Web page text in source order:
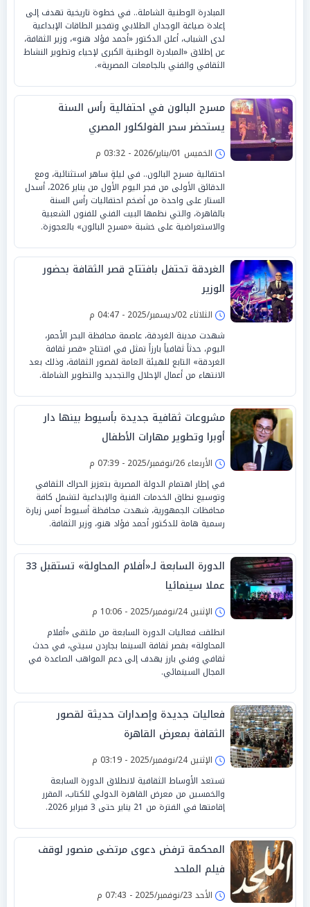
المبادرة الوطنية الشاملة.. في خطوة تاريخية تهدف إلى
إعادة صياغة الوجدان الطلابي وتفجير الطاقات الإبداعية
لدى الشباب، أعلن الدكتور «أحمد فؤاد هنو»، وزير الثقافة،
عن إطلاق «المبادرة الوطنية الكبرى لإحياء وتطوير النشاط
الثقافي والفني بالجامعات المصرية».
مسرح البالون في احتفالية رأس السنة
يستحضر سحر الفولكلور المصري
الخميس 01/يناير/2026 - 03:32 م
احتفالية مسرح البالون.. في ليلةٍ ساهر استثنائية، ومع
الدقائق الأولى من فجر اليوم الأول من يناير 2026، أسدل
الستار على واحدة من أضخم احتفاليات رأس السنة
بالقاهرة، والتي نظمها البيت الفني للفنون الشعبية
والاستعراضية على خشبة «مسرح البالون» بالعجوزة.
الغردقة تحتفل بافتتاح قصر الثقافة بحضور
الوزير
الثلاثاء 02/ديسمبر/2025 - 04:47 م
شهدت مدينة الغردقة، عاصمة محافظة البحر الأحمر،
اليوم، حدثاً ثقافياً بارزاً تمثل في افتتاح «قصر ثقافة
الغردقة» التابع للهيئة العامة لقصور الثقافة، وذلك بعد
الانتهاء من أعمال الإحلال والتجديد والتطوير الشاملة.
مشروعات ثقافية جديدة بأسيوط بينها دار
أوبرا وتطوير مهارات الأطفال
الأربعاء 26/نوفمبر/2025 - 07:39 م
في إطار اهتمام الدولة المصرية بتعزيز الحراك الثقافي
وتوسيع نطاق الخدمات الفنية والإبداعية لتشمل كافة
محافظات الجمهورية، شهدت محافظة أسيوط أمس زيارة
رسمية هامة للدكتور أحمد فؤاد هنو، وزير الثقافة.
الدورة السابعة لـ«أفلام المحاولة» تستقبل 33
عملا سينمائيا
الإثنين 24/نوفمبر/2025 - 10:06 م
انطلقت فعاليات الدورة السابعة من ملتقى «أفلام
المحاولة» بقصر ثقافة السينما بجاردن سيتي، في حدث
ثقافي وفني بارز يهدف إلى دعم المواهب الصاعدة في
المجال السينمائي.
فعاليات جديدة وإصدارات حديثة لقصور
الثقافة بمعرض القاهرة
الإثنين 24/نوفمبر/2025 - 03:19 م
تستعد الأوساط الثقافية لانطلاق الدورة السابعة
والخمسين من معرض القاهرة الدولي للكتاب، المقرر
إقامتها في الفترة من 21 يناير حتى 3 فبراير 2026.
المحكمة ترفض دعوى مرتضى منصور لوقف
فيلم الملحد
الأحد 23/نوفمبر/2025 - 07:43 م